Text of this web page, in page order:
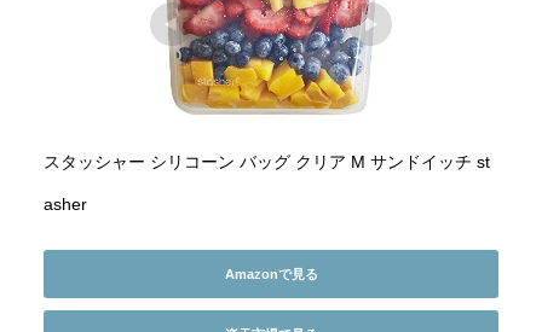
スタッシャー シリコーン バッグ クリア M サンドイッチ st
asher
Amazonで見る